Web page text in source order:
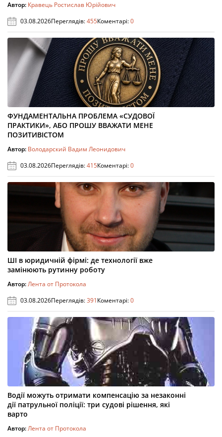
Автор: Кравець Ростислав Юрійович
03.08.2026Переглядів:455Коментарі:0
ФУНДАМЕНТАЛЬНА ПРОБЛЕМА «СУДОВОЇ
ПРАКТИКИ», АБО ПРОШУ ВВАЖАТИ МЕНЕ
ПОЗИТИВІСТОМ
Автор: Володарский Вадим Леонидович
03.08.2026Переглядів:415Коментарі:0
ШІ в юридичній фірмі: де технології вже
замінюють рутинну роботу
Автор:Лента от Протокола
03.08.2026Переглядів:391Коментарі:0
Водії можуть отримати компенсацію за незаконні
дії патрульної поліції: три судові рішення, які
варто
Автор:Лента от Протокола